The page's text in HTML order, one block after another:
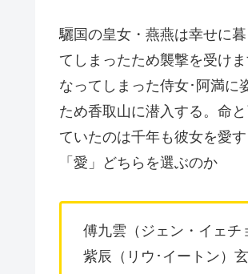
驪国の皇女・燕燕は幸せに
てしまったため襲撃を受け
なってしまった侍女･阿満に
ため香取山に潜入する。命
ていたのは千年も彼女を愛
「愛」どちらを選ぶのか
傅九雲（ジェン・イェチ
紫辰（リウ･イートン）